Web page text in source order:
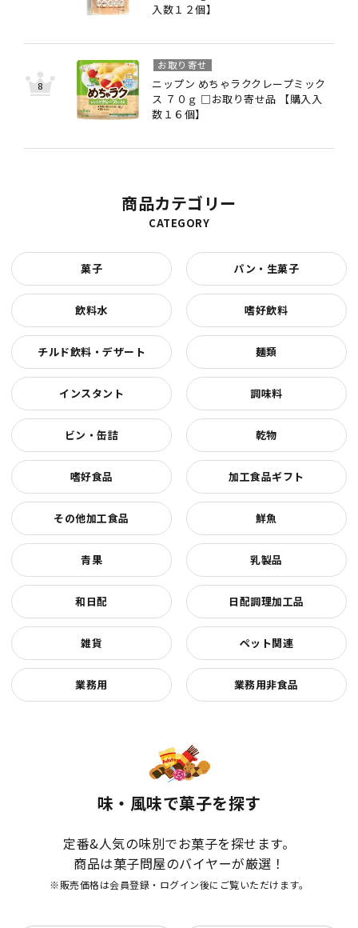
入数１２個】
ニップン めちゃラククレープミック
ス ７０ｇ □お取り寄せ品 【購入入
数１６個】
お取り寄せ
商品カテゴリー
CATEGORY
菓子 パン・生菓子
飲料水 嗜好飲料
チルド飲料・デザート 麺類
インスタント 調味料
ビン・缶詰 乾物
嗜好食品 加工食品ギフト
その他加工食品 鮮魚
青果 乳製品
和日配 日配調理加工品
雑貨 ペット関連
業務用 業務用非食品
味・風味で菓子を探す
定番&人気の味別でお菓子を探せます。
商品は菓子問屋のバイヤーが厳選！
※販売価格は会員登録・ログイン後にご覧いただけます。